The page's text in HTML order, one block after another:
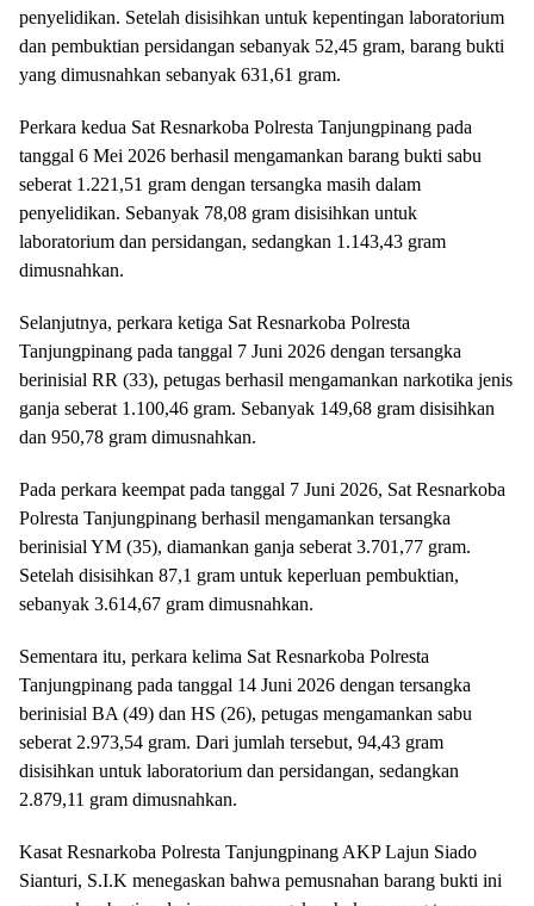
penyelidikan. Setelah disisihkan untuk kepentingan laboratorium
dan pembuktian persidangan sebanyak 52,45 gram, barang bukti
yang dimusnahkan sebanyak 631,61 gram.
Perkara kedua Sat Resnarkoba Polresta Tanjungpinang pada
tanggal 6 Mei 2026 berhasil mengamankan barang bukti sabu
seberat 1.221,51 gram dengan tersangka masih dalam
penyelidikan. Sebanyak 78,08 gram disisihkan untuk
laboratorium dan persidangan, sedangkan 1.143,43 gram
dimusnahkan.
Selanjutnya, perkara ketiga Sat Resnarkoba Polresta
Tanjungpinang pada tanggal 7 Juni 2026 dengan tersangka
berinisial RR (33), petugas berhasil mengamankan narkotika jenis
ganja seberat 1.100,46 gram. Sebanyak 149,68 gram disisihkan
dan 950,78 gram dimusnahkan.
Pada perkara keempat pada tanggal 7 Juni 2026, Sat Resnarkoba
Polresta Tanjungpinang berhasil mengamankan tersangka
berinisial YM (35), diamankan ganja seberat 3.701,77 gram.
Setelah disisihkan 87,1 gram untuk keperluan pembuktian,
sebanyak 3.614,67 gram dimusnahkan.
Sementara itu, perkara kelima Sat Resnarkoba Polresta
Tanjungpinang pada tanggal 14 Juni 2026 dengan tersangka
berinisial BA (49) dan HS (26), petugas mengamankan sabu
seberat 2.973,54 gram. Dari jumlah tersebut, 94,43 gram
disisihkan untuk laboratorium dan persidangan, sedangkan
2.879,11 gram dimusnahkan.
Kasat Resnarkoba Polresta Tanjungpinang AKP Lajun Siado
Sianturi, S.I.K menegaskan bahwa pemusnahan barang bukti ini